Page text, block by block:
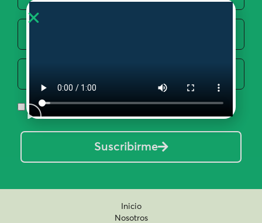
Acepto la Política de Privacidad y Uso de Datos
Suscribirme
Inicio
Nosotros